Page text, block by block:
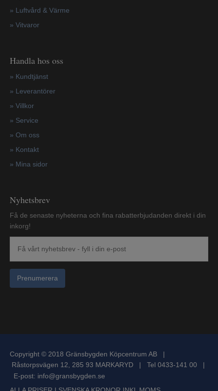
» Luftvård & Värme
» Vitvaror
Handla hos oss
» Kundtjänst
» Leverantörer
» Villkor
» Service
» Om oss
» Kontakt
» Mina sidor
Nyhetsbrev
Få de senaste nyheterna och fina rabatterbjudanden direkt i din
inkorg!
Prenumerera
Copyright © 2018 Gränsbygden Köpcentrum AB |
Råstorpsvägen 12, 285 93 MARKARYD | Tel 0433-141 00 |
E-post: info@gransbygden.se